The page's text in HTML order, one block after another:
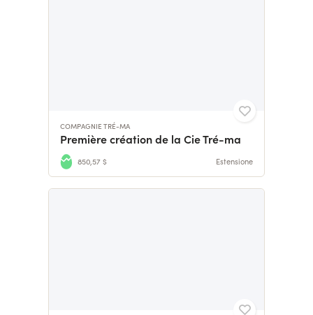
COMPAGNIE TRÉ-MA
Première création de la Cie Tré-ma
850,57 $ Estensione